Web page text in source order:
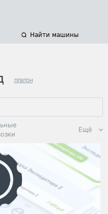
Найти машины
платон
планы на 2018 год
Ещё